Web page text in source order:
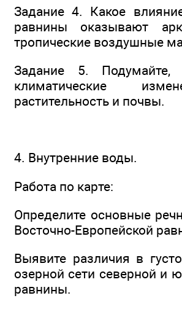
Задание 4. Какое
равнины оказывают
тропические воздушные
Задание 5.
климатические
растительность и почвы.
4. Внутренние воды.
Работа по карте:
Определите основные
Восточно-Европейской
Выявите различия в
озерной сети северной и
равнины.